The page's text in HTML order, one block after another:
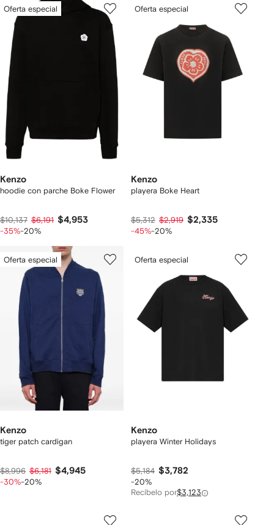
Oferta especial
Kenzo
hoodie con parche Boke Flower
$10,137 $6,191 $4,953
-35%-20%
Oferta especial
Kenzo
playera Boke Heart
$5,312 $2,919 $2,335
-45%-20%
Oferta especial
Kenzo
tiger patch cardigan
$8,996 $6,181 $4,945
-30%-20%
Oferta especial
Kenzo
playera Winter Holidays
$5,184 $3,782
-20%
Recíbelo por$3,123